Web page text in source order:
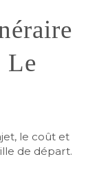
Le
le coût et
de départ.